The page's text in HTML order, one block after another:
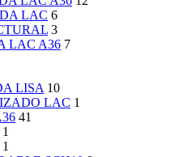
LAC 6
3
LAC A36 7
LISA 10
LAC 1
41
1
1